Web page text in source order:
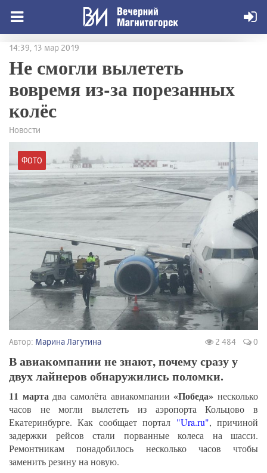
14:39, 13 мар 2019
Не смогли вылететь
вовремя из-за порезанных
колёс
Новости
ФОТО
Автор: Марина Лагутина 2 484 0
В авиакомпании не знают, почему сразу у
двух лайнеров обнаружились поломки.
11 марта два самолёта авиакомпании«Победа» несколько
часов не могли вылететь из аэропорта Кольцово в
Екатеринбурге. Как сообщает портал "Ura.ru", причиной
задержки рейсов стали порванные колеса на шасси.
Ремонтникам понадобилось несколько часов чтобы
заменить резину на новую.